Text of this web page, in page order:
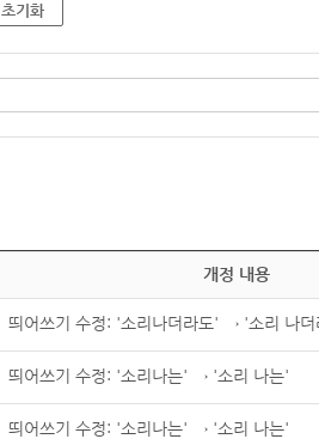
초기화
개정 내용
띄어쓰기 수정: '소리나더라도' → '소리 나더
띄어쓰기 수정: '소리나는' → '소리 나는'
띄어쓰기 수정: '소리나는' → '소리 나는'